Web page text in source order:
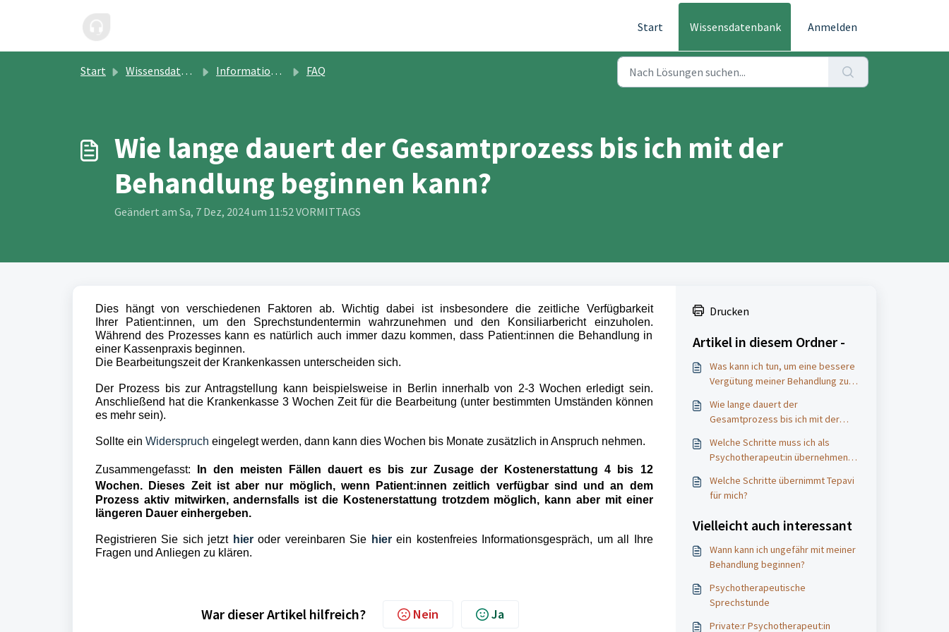
Start
Wissensdatenbank Anmelden
Start Wissensdatenbank Informationen für Psychotherapeut:innen FAQ
Wie lange dauert der Gesamtprozess bis ich mit der
Behandlung beginnen kann?
Geändert am Sa, 7 Dez, 2024 um 11:52 VORMITTAGS
Dies hängt von verschiedenen Faktoren ab. Wichtig dabei ist insbesondere die zeitliche Verfügbarkeit
Ihrer
Patient:innen, um den Sprechstundentermin wahrzunehmen und den Konsiliarbericht einzuholen.
Während des Prozesses kann es natürlich auch immer dazu kommen, dass Patient:innen die Behandlung in
einer Kassenpraxis beginnen.
Die Bearbeitungszeit der Krankenkassen unterscheiden sich.
Der Prozess bis zur Antragstellung kann beispielsweise in Berlin innerhalb von 2-3 Wochen erledigt sein.
Anschließend hat die Krankenkasse 3 Wochen Zeit für die Bearbeitung (unter bestimmten Umständen können
es mehr sein).
Sollte ein Widerspruch eingelegt werden, dann kann dies Wochen bis Monate zusätzlich in Anspruch nehmen.
Zusammengefasst: In den meisten Fällen dauert es bis zurZusage der Kostenerstattung 4 bis 12
Wochen. Dieses Zeit ist aber nur möglich, wenn Patient:innen zeitlich verfügbar sind und an dem
Prozess aktiv mitwirken, andernsfalls ist die Kostenerstattung trotzdem möglich, kann aber mit einer
längeren Dauer einhergeben.
Registrieren Sie sich jetzt hieroder vereinbaren Sie hier ein kostenfreies Informationsgespräch, um all Ihre
Fragen und Anliegen zu klären.
War dieser Artikel hilfreich? Nein Ja
Drucken
Artikel in diesem Ordner -
Was kann ich tun, um eine bessere
Vergütung meiner Behandlung zu
Wie lange dauert der
Gesamtprozess bis ich mit der
Welche Schritte muss ich als
Psychotherapeut:in übernehmen,
Welche Schritte übernimmt Tepavi
für mich?
Vielleicht auch interessant
Wann kann ich ungefähr mit meiner
Behandlung beginnen?
Psychotherapeutische
Sprechstunde
Private:r Psychotherapeut:in